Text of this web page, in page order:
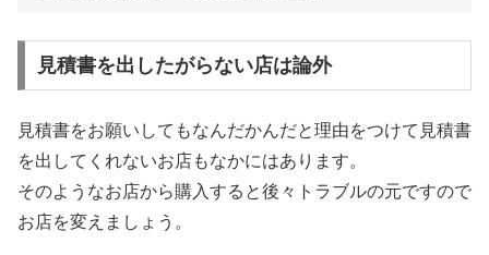
見積書を出したがらない店は論外
見積書をお願いしてもなんだかんだと理由をつけて見積書
を出してくれないお店もなかにはあります。
そのようなお店から購入すると後々トラブルの元ですので
お店を変えましょう。